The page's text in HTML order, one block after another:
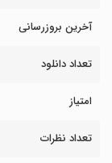
آخرین بروزرسانی
تعداد دانلود
امتیاز
تعداد نظرات